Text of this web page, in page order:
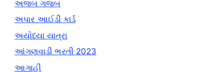
અજબ ગજબ
અપાર આઈડી કાર્ડ
અયોધ્યા યાત્રા
આંગણવાડી ભરતી 2023
આગાહી